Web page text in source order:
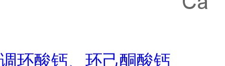
调环酸钙、环己酮酸钙